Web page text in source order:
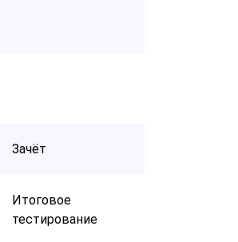
Зачёт
Итоговое
тестирование